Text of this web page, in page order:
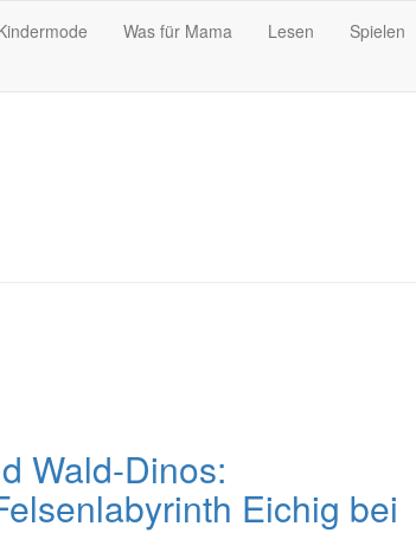
Was für Mama Lesen Spielen
Wald-Dinos:
Eichig bei